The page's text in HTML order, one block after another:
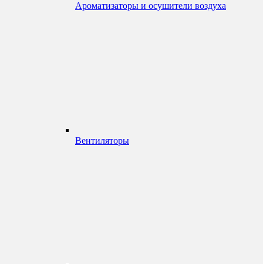
Ароматизаторы и осушители воздуха
Вентиляторы